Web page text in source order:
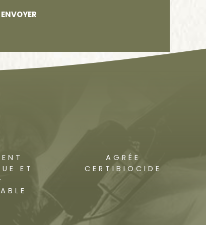
ET
AGRÉE
CERTIBIOCIDE